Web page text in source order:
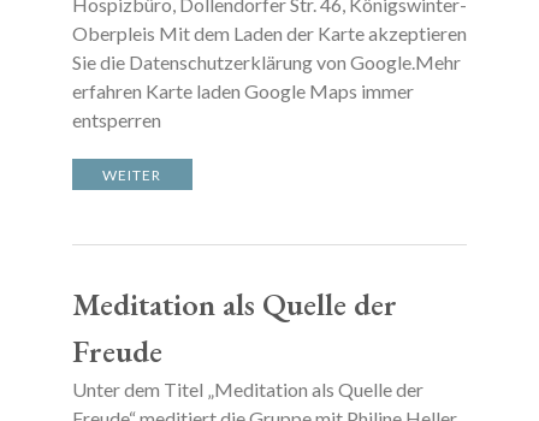
Oberpleis Mit dem Laden der Karte akzeptieren
Sie die Datenschutzerklärung von Google.Mehr
erfahren Karte laden Google Maps immer
entsperren
WEITER
Meditation als Quelle der
Freude
Unter dem Titel „Meditation als Quelle der